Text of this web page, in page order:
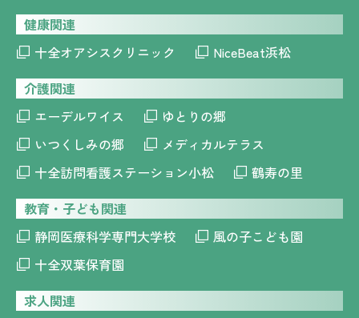
健康関連
十全オアシスクリニック
NiceBeat浜松
介護関連
エーデルワイス
ゆとりの郷
いつくしみの郷
メディカルテラス
十全訪問看護ステーション小松
鶴寿の里
教育・子ども関連
静岡医療科学専門大学校
風の子こども園
十全双葉保育園
求人関連